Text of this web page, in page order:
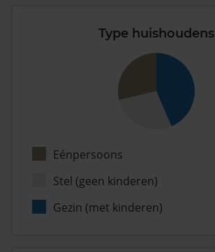
Type huishoudens
Eénpersoons
Stel (geen kinderen)
Gezin (met kinderen)